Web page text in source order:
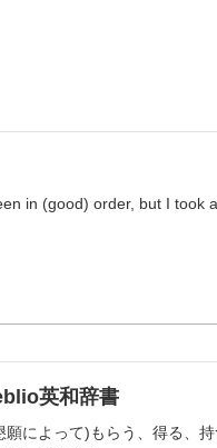
in (good) order, but I took
英和辞書
願によって)もらう、得る、